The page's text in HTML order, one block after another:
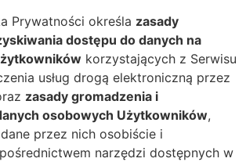
Prywatności określa zasady
dostępu do danych na
korzystających z Serwisu
usług drogą elektroniczną przez
zasady gromadzenia i
osobowych Użytkowników,
przez nich osobiście i
narzędzi dostępnych w